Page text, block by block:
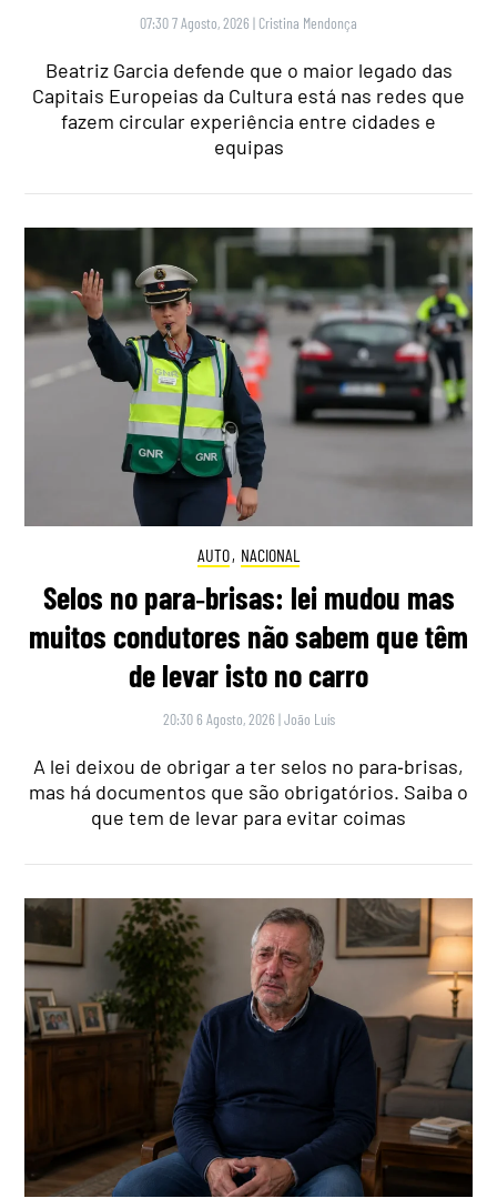
07:30 7 Agosto, 2026 | Cristina Mendonça
Beatriz Garcia defende que o maior legado das
Capitais Europeias da Cultura está nas redes que
fazem circular experiência entre cidades e
equipas
AUTO, NACIONAL
Selos no para‑brisas: lei mudou mas
muitos condutores não sabem que têm
de levar isto no carro
20:30 6 Agosto, 2026 |João Luís
A lei deixou de obrigar a ter selos no para‑brisas,
mas há documentos que são obrigatórios. Saiba o
que tem de levar para evitar coimas